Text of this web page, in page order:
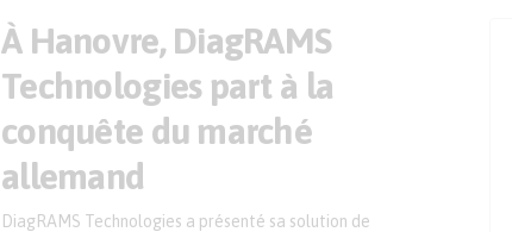
À Hanovre, DiagRAMS
Technologies part à la
conquête du marché
allemand
DiagRAMS Technologies a présenté sa solution de